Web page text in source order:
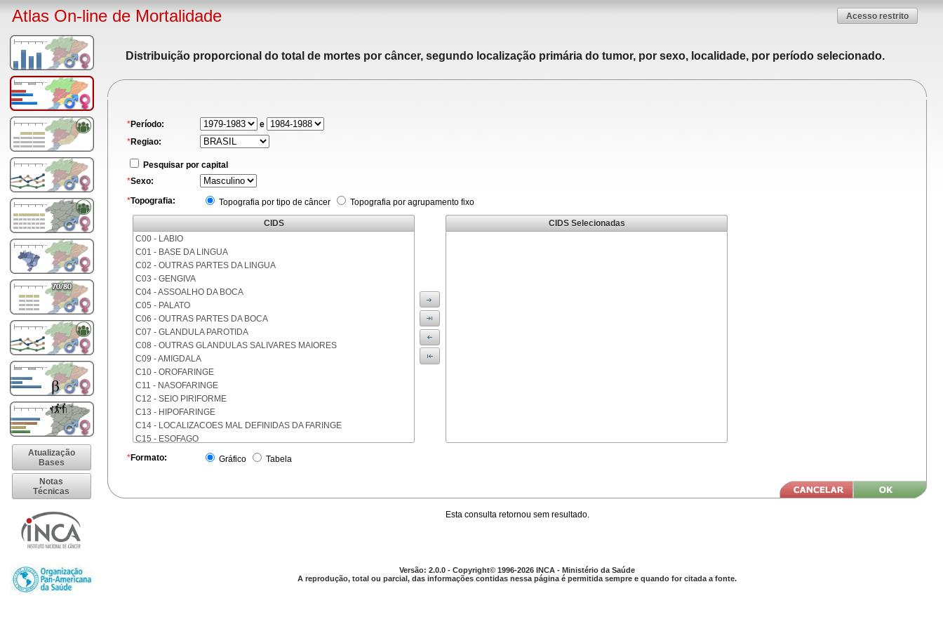
Atlas On-line de Mortalidade Acesso restrito
Atualização
Bases
Notas
Técnicas
Distribuição proporcional do total de mortes por câncer, segundo localização primária do tumor, por sexo, localidade, por período selecionado.
*Período:
e
*Regiao:
Pesquisar por capital
*Sexo:
*Topografia: Topografia por tipo de câncer Topografia por agrupamento fixo
CIDS
C00 - LABIO
C01 - BASE DA LINGUA
C02 - OUTRAS PARTES DA LINGUA
C03 - GENGIVA
C04 - ASSOALHO DA BOCA
C05 - PALATO
C06 - OUTRAS PARTES DA BOCA
C07 - GLANDULA PAROTIDA
C08 - OUTRAS GLANDULAS SALIVARES MAIORES
C09 - AMIGDALA
C10 - OROFARINGE
C11 - NASOFARINGE
C12 - SEIO PIRIFORME
C13 - HIPOFARINGE
C14 - LOCALIZACOES MAL DEFINIDAS DA FARINGE
C15 - ESOFAGO
C26 - LOCALIZACOES MAL DEFINIDAS NO APARELHO DIGESTIVO
CIDS Selecionadas
*Formato: Gráfico Tabela
Esta consulta retornou sem resultado.
Versão: 2.0.0 - Copyright© 1996-2026 INCA - Ministério da Saúde
A reprodução, total ou parcial, das informações contidas nessa página é permitida sempre e quando for citada a fonte.